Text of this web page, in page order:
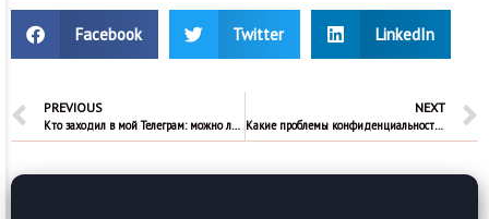
Facebook Twitter LinkedIn
PREVIOUS
Кто заходил в мой Телеграм: можно ли это узнать
NEXT
Какие проблемы конфиденциальности существуют в мире социальных сетей?